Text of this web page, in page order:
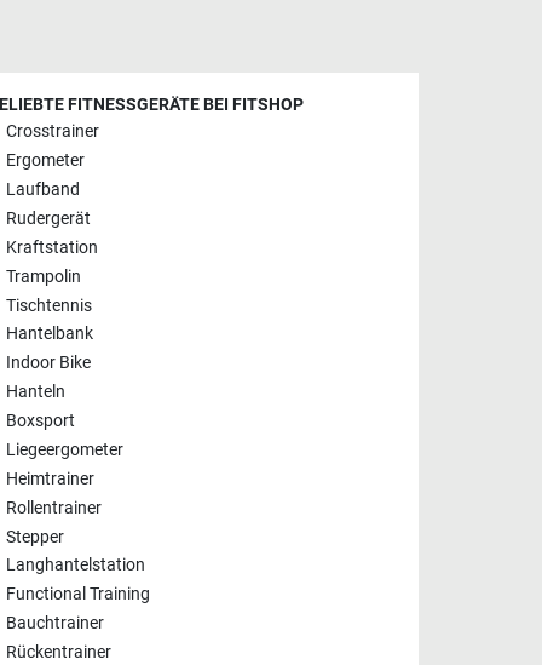
FITNESSGERÄTE BEI FITSHOP
Crosstrainer
Ergometer
Laufband
Rudergerät
Kraftstation
Trampolin
Tischtennis
Hantelbank
Indoor Bike
Hanteln
Boxsport
Liegeergometer
Heimtrainer
Rollentrainer
Stepper
Langhantelstation
Functional Training
Bauchtrainer
Rückentrainer